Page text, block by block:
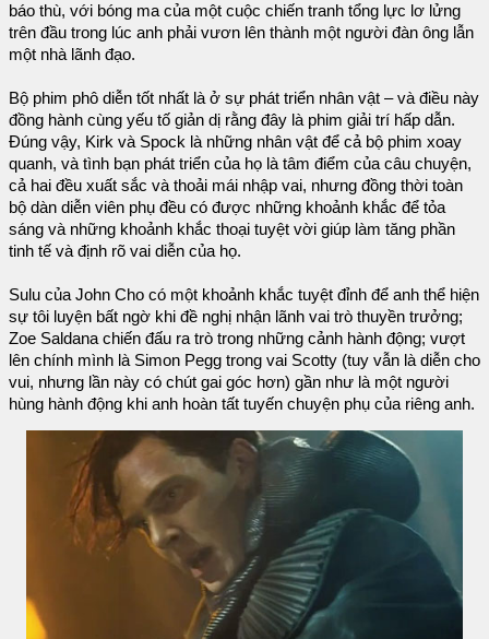
báo thù, với bóng ma của một cuộc chiến tranh tổng lực lơ lửng
trên đầu trong lúc anh phải vươn lên thành một người đàn ông lẫn
một nhà lãnh đạo.
Bộ phim phô diễn tốt nhất là ở sự phát triển nhân vật – và điều này
đồng hành cùng yếu tố giản dị rằng đây là phim giải trí hấp dẫn.
Đúng vậy, Kirk và Spock là những nhân vật để cả bộ phim xoay
quanh, và tình bạn phát triển của họ là tâm điểm của câu chuyện,
cả hai đều xuất sắc và thoải mái nhập vai, nhưng đồng thời toàn
bộ dàn diễn viên phụ đều có được những khoảnh khắc để tỏa
sáng và những khoảnh khắc thoại tuyệt vời giúp làm tăng phần
tinh tế và định rõ vai diễn của họ.
Sulu của John Cho có một khoảnh khắc tuyệt đỉnh để anh thể hiện
sự tôi luyện bất ngờ khi đề nghị nhận lãnh vai trò thuyền trưởng;
Zoe Saldana chiến đấu ra trò trong những cảnh hành động; vượt
lên chính mình là Simon Pegg trong vai Scotty (tuy vẫn là diễn cho
vui, nhưng lần này có chút gai góc hơn) gần như là một người
hùng hành động khi anh hoàn tất tuyến chuyện phụ của riêng anh.